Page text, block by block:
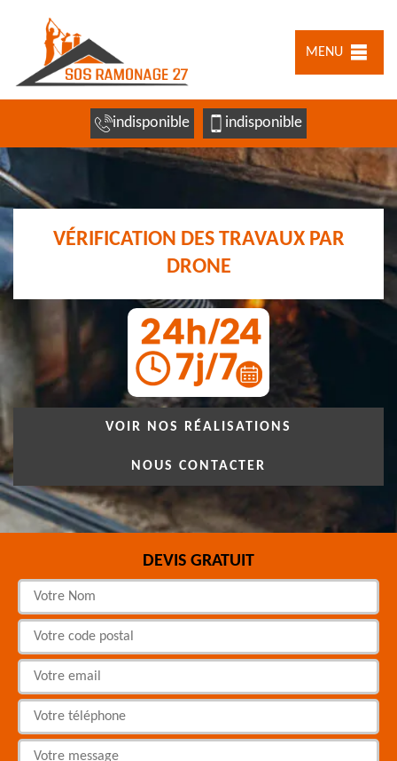
MENU
indisponible indisponible
VÉRIFICATION DES TRAVAUX PAR
DRONE
VOIR NOS RÉALISATIONS
NOUS CONTACTER
DEVIS GRATUIT